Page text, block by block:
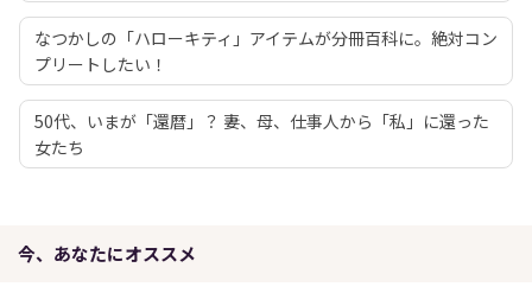
なつかしの「ハローキティ」アイテムが分冊百科に。絶対コン
プリートしたい！
50代、いまが「還暦」？ 妻、母、仕事人から「私」に還った
女たち
今、あなたにオススメ